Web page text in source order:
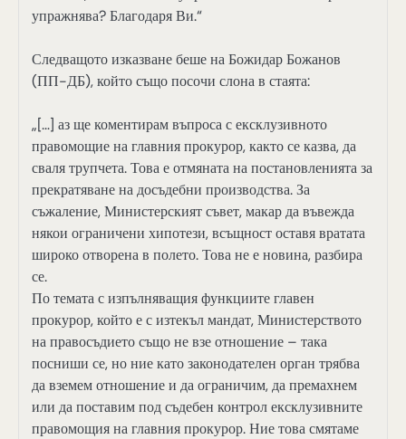
упражнява? Благодаря Ви.“
Следващото изказване беше на Божидар Божанов
(ПП-ДБ), който също посочи слона в стаята:
„[…] аз ще коментирам въпроса с ексклузивното
правомощие на главния прокурор, както се казва, да
сваля трупчета. Това е отмяната на постановленията за
прекратяване на досъдебни производства. За
съжаление, Министерският съвет, макар да въвежда
някои ограничени хипотези, всъщност оставя вратата
широко отворена в полето. Това не е новина, разбира
се.
По темата с изпълняващия функциите главен
прокурор, който е с изтекъл мандат, Министерството
на правосъдието също не взе отношение – така
посниши се, но ние като законодателен орган трябва
да вземем отношение и да ограничим, да премахнем
или да поставим под съдебен контрол ексклузивните
правомощия на главния прокурор. Ние това смятаме